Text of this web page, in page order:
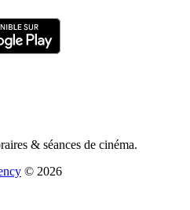
& séances de cinéma.
© 2026